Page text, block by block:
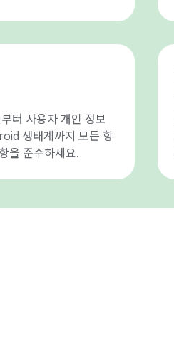
터 사용자 개인 정보
생태계까지 모든 항
을 준수하세요.